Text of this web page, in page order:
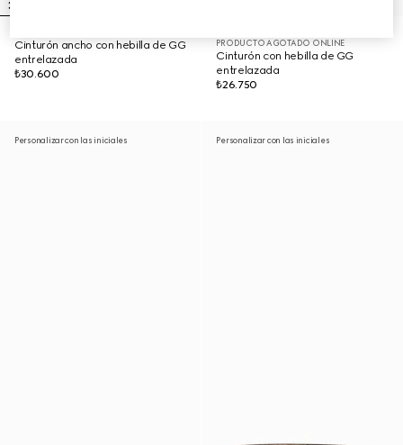
Cinturón ancho con hebilla de GG
entrelazada
₺30.600
PRODUCTO AGOTADO ONLINE
Cinturón con hebilla de GG
entrelazada
₺26.750
Personalizar con las iniciales Personalizar con las iniciales